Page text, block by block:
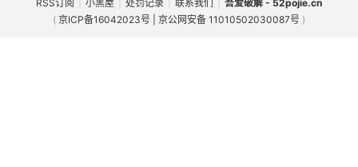
RSS订阅 小黑屋 处罚记录 联系我们
吾爱破解 - 52pojie.cn
( 京ICP备16042023号 | 京公网安备 11010502030087号 )